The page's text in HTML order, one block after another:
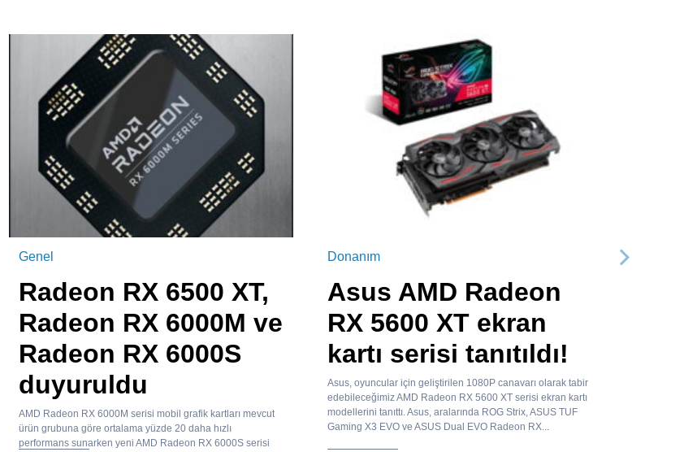
Genel
Radeon RX 6500 XT,
Radeon RX 6000M ve
Radeon RX 6000S
duyuruldu
AMD Radeon RX 6000M serisi mobil grafik kartları mevcut
ürün grubuna göre ortalama yüzde 20 daha hızlı
performans sunarken yeni AMD Radeon RX 6000S serisi
Donanım
Asus AMD Radeon
RX 5600 XT ekran
kartı serisi tanıtıldı!
Asus, oyuncular için geliştirilen 1080P canavarı olarak tabir
edebileceğimiz AMD Radeon RX 5600 XT serisi ekran kartı
modellerini tanıttı. Asus, aralarında ROG Strix, ASUS TUF
Gaming X3 EVO ve ASUS Dual EVO Radeon RX...
Sonraki